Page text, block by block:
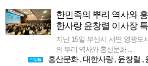
한민족의 뿌리 역사와
한사랑 윤창렬 이사장
지난 15일 부산시 서면 영광도
의 뿌리 역사와 홍산문화 ...
홍산문화,대한사랑, 윤창렬 ,